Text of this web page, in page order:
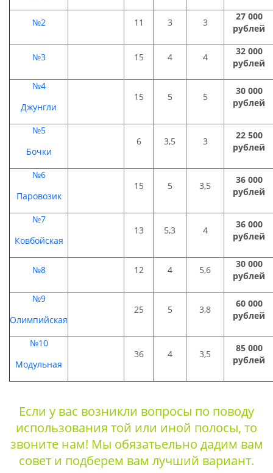
№2 11 3 3
27 000
рублей
№3 15 4 4
32 000
рублей
№4
Джунгли
15 5 5
30 000
рублей
№5
Бочки
6 3,5 3
22 500
рублей
№6
Паровозик
15 5 3,5
36 000
рублей
№7
Ковбойская
13 5,3 4
36 000
рублей
№8 12 4 5,6
30 000
рублей
№9
Олимпийская
25 5 3,8
60 000
рублей
№10
Модульная
36 4 3,5
85 000
рублей
Если у вас возникли вопросы по поводу
использования той или иной полосы, то
звоните нам! Мы обязатьельно дадим вам
совет и подберем вам лучший вариант.